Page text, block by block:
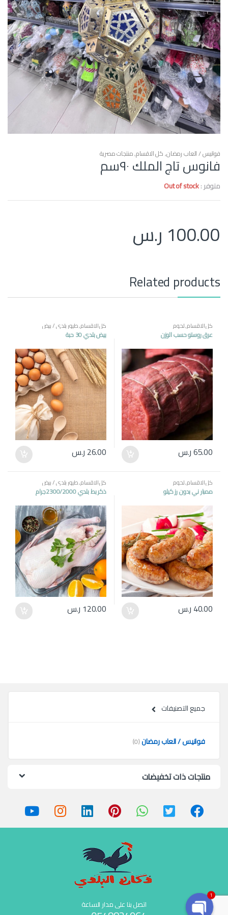
فوانيس / العاب رمضان,كل الاقسام,منتجات مصرية
فانوس تاج الملك ٩٠سم
متوفر :Out of stock
100.00 ر.س
Related products
كل الاقسام,لحوم
عرق روستو حسب الوزن
65.00ر.س
كل الاقسام,طيور بلدي / بيض
بيض بلدي 30 حبة
26.00 ر.س
كل الاقسام,لحوم
ممبار ني بدون رز كيلو
40.00 ر.س
كل الاقسام,طيور بلدي / بيض
ذكر بط بلدي 2300/2000جرام
120.00 ر.س
جميع التصنيفات
فوانيس / العاب رمضان(0)
منتجات ذات تخفيضات
اتصل بنا على مدار الساعة
1